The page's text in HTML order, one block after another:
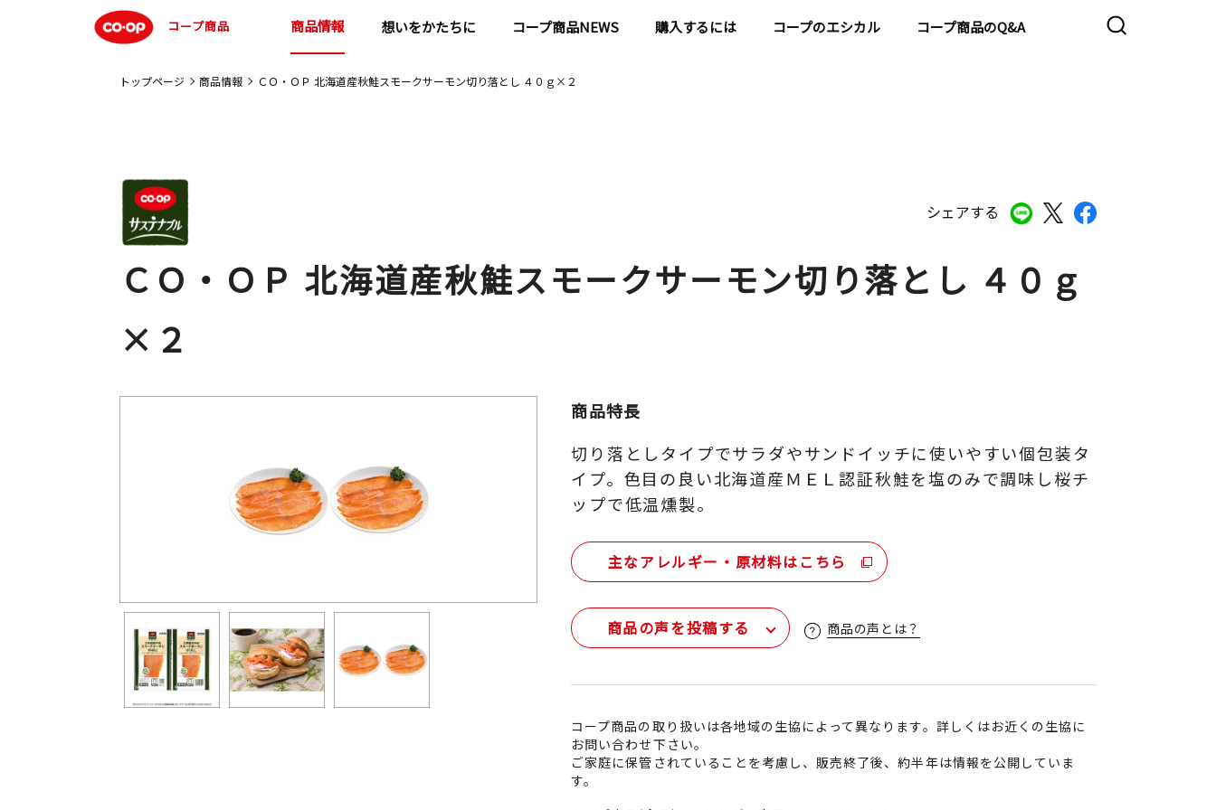
コープ商品 商品情報 想いをかたちに コープ商品NEWS 購入するには コープのエシカル コープ商品のQ&A
トップページ 商品情報 ＣＯ・ＯＰ 北海道産秋鮭スモークサーモン切り落とし ４０ｇ×２
シェアする
ＣＯ・ＯＰ 北海道産秋鮭スモークサーモン切り落とし ４０ｇ
×２
商品特長
切り落としタイプでサラダやサンドイッチに使いやすい個包装タ
イプ。色目の良い北海道産ＭＥＬ認証秋鮭を塩のみで調味し桜チ
ップで低温燻製。
主なアレルギー・原材料はこちら
商品の声を投稿する 商品の声とは？
コープ商品の取り扱いは各地域の生協によって異なります。詳しくはお近くの生協に
お問い合わせ下さい。
ご家庭に保管されていることを考慮し、販売終了後、約半年は情報を公開していま
す。